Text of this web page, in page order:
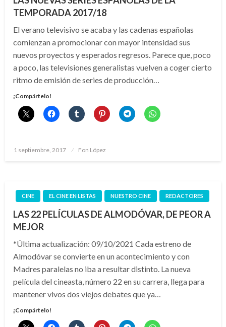
TEMPORADA 2017/18
El verano televisivo se acaba y las cadenas españolas
comienzan a promocionar con mayor intensidad sus
nuevos proyectos y esperados regresos. Parece que, poco
a poco, las televisiones generalistas vuelven a coger cierto
ritmo de emisión de series de producción…
¡Compártelo!
Publicado
1 septiembre, 2017 Fon López
CINE EL CINE EN LISTAS NUESTRO CINE REDACTORES
LAS 22 PELÍCULAS DE ALMODÓVAR, DE PEOR A
MEJOR
*Última actualización: 09/10/2021 Cada estreno de
Almodóvar se convierte en un acontecimiento y con
Madres paralelas no iba a resultar distinto. La nueva
película del cineasta, número 22 en su carrera, llega para
mantener vivos dos viejos debates que ya…
¡Compártelo!